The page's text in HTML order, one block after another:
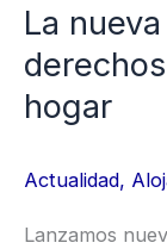
La
hogar
Actualidad,
Lanzamos